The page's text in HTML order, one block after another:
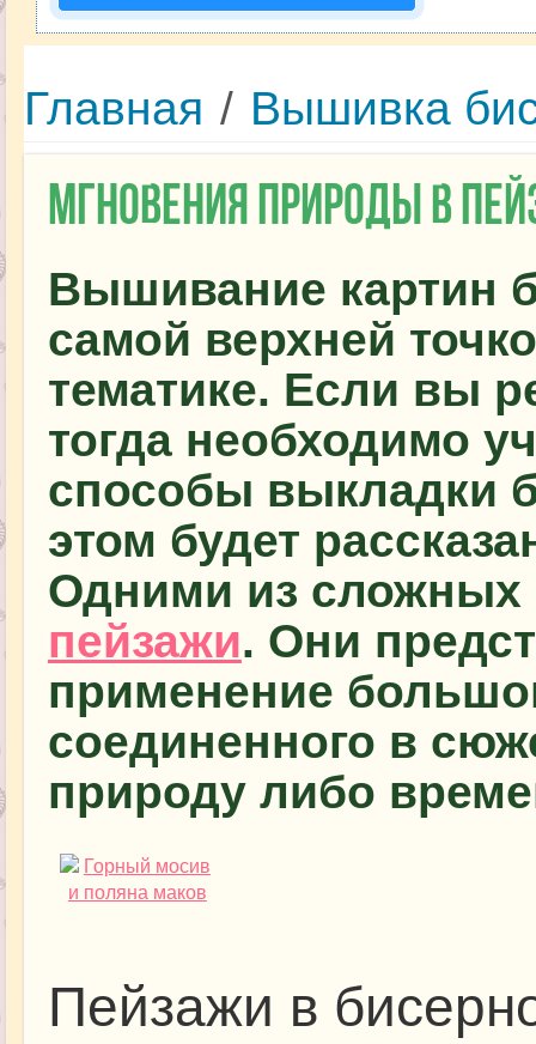
Главная / Вышивка
Мгновения природы в
Вышивание картин
самой верхней
тематике. Если вы
тогда необходимо
способы выкладки
этом будет
Одними из сложных
пейзажи. Они
применение
соединенного в
природу либо
Пейзажи в